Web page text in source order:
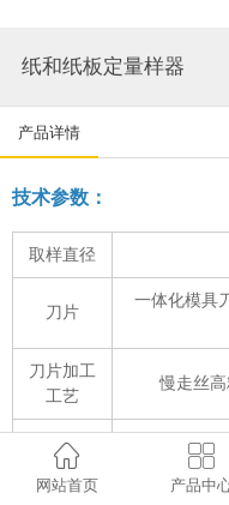
纸和纸板定量样器
产品详情
技术参数：
取样直径
刀片
一体化模具
刀片加工
工艺
慢走丝
取样尺寸
误差

网站首页

产品中